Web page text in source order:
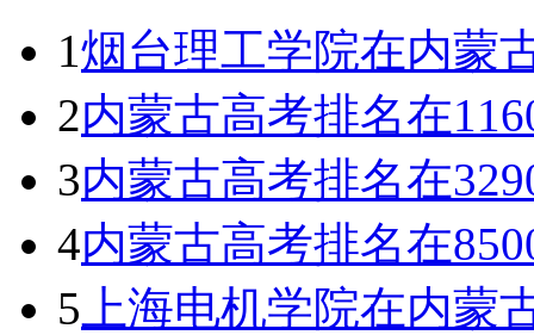
1烟台理工学院在内蒙
2内蒙古高考排名在
3内蒙古高考排名在
4内蒙古高考排名在
5 上海电机学院在内蒙